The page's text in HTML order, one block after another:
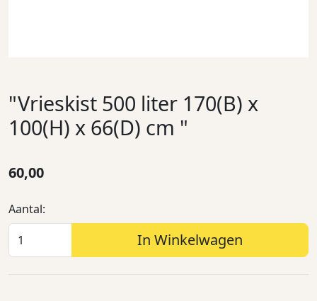
"Vrieskist 500 liter 170(B) x
100(H) x 66(D) cm "
60,00
Aantal:
In Winkelwagen